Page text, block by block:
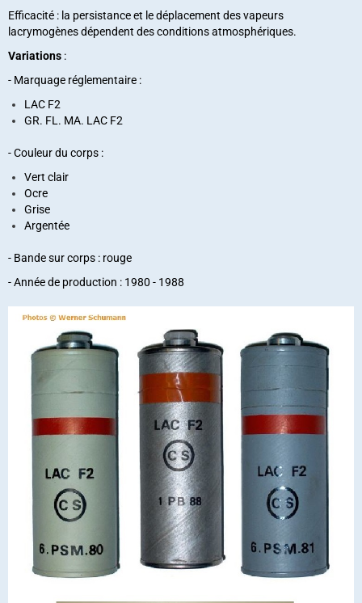
Efficacité : la persistance et le déplacement des vapeurs
lacrymogènes dépendent des conditions atmosphériques.
Variations :
- Marquage réglementaire :
LAC F2
GR. FL. MA. LAC F2
- Couleur du corps :
Vert clair
Ocre
Grise
Argentée
- Bande sur corps : rouge
- Année de production : 1980 - 1988